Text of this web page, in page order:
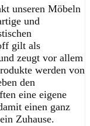
unseren Möbeln
und
gilt als
zeugt vor allem
werden von
den
eine eigene
einen ganz
Zuhause.